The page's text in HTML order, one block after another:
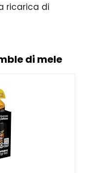
ricarica di
di mele